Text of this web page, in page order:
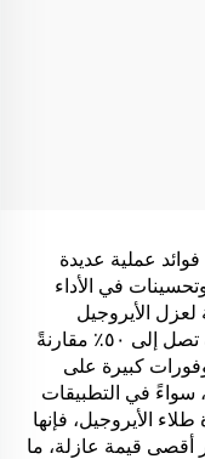
عملية عديدة
في الأداء
لعزل الأيروجيل
الحراري في خفض استهلاك الطاقة بنسبة تصل إلى ٥٠٪ مقارنةً
كبيرة على
سواءً في التطبيقات
الأيروجيل، فإنها
أقصى قيمة عازلة، ما